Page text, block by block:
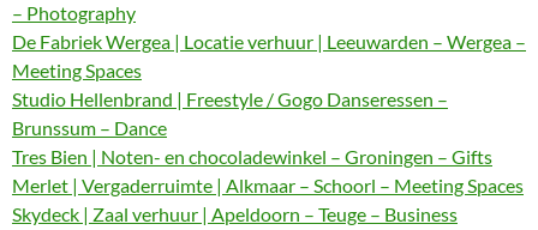
– Photography
De Fabriek Wergea | Locatie verhuur | Leeuwarden – Wergea –
Meeting Spaces
Studio Hellenbrand | Freestyle / Gogo Danseressen –
Brunssum – Dance
Tres Bien | Noten- en chocoladewinkel – Groningen – Gifts
Merlet | Vergaderruimte | Alkmaar – Schoorl – Meeting Spaces
Skydeck | Zaal verhuur | Apeldoorn – Teuge – Business